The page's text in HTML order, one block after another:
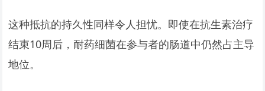
这种抵抗的持久性同样令人担忧。即使在抗生素治疗
结束10周后，耐药细菌在参与者的肠道中仍然占主导
地位。